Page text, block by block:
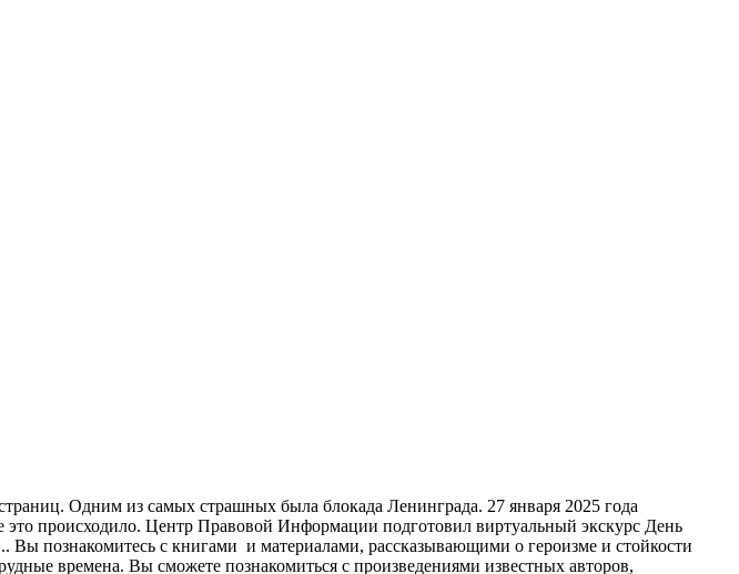
Одним из самых страшных была блокада Ленинграда. 27 января 2025 года
происходило. Центр Правовой Информации подготовил виртуальный экскурс День
познакомитесь с книгами и материалами, рассказывающими о героизме и стойкости
времена. Вы сможете познакомиться с произведениями известных авторов,